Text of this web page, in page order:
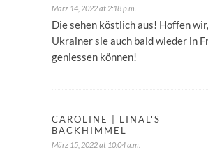
März 14, 2022 at 2:18 p.m.
Die sehen köstlich aus! Hoffen
Ukrainer sie auch bald wieder in
geniessen können!
CAROLINE | LINAL'S
BACKHIMMEL
März 15, 2022 at 10:04 a.m.